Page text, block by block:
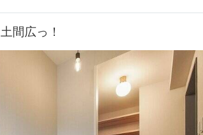
土間広っ！